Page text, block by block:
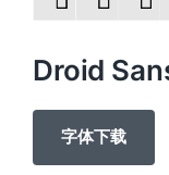
Droid
字体下载